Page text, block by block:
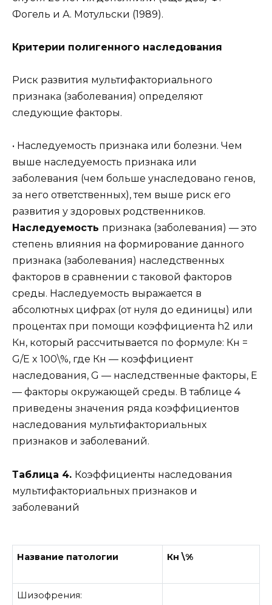
Фогель и А. Мотульски (1989).
Критерии полигенного наследования
Риск развития мультифакториального
признака (заболевания) определяют
следующие факторы.
• Наследуемость признака или болезни. Чем
выше наследуемость признака или
заболевания (чем больше унаследовано генов,
за него ответственных), тем выше риск его
развития у здоровых родственников.
Наследуемость признака (заболевания) — это
степень влияния на формирование данного
признака (заболевания) наследственных
факторов в сравнении с таковой факторов
среды. Наследуемость выражается в
абсолютных цифрах (от нуля до единицы) или
процентах при помощи коэффициента h2 или
Кн, который рассчитывается по формуле: Кн =
G/Е x 100\%, где Кн — коэффициент
наследования, G — наследственные факторы, Е
— факторы окружающей среды. В таблице 4
приведены значения ряда коэффициентов
наследования мультифакториальных
признаков и заболеваний.
Таблица 4. Коэффициенты наследования
мультифакториальных признаков и
заболеваний
Название патологии Кн\%
Шизофрения: